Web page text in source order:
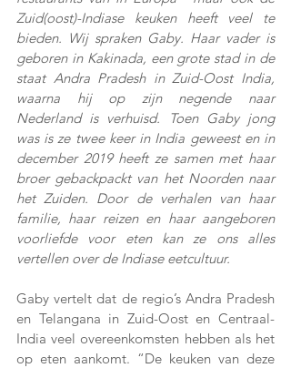
Zuid(oost)-Indiase keuken heeft veel te
bieden. Wij spraken Gaby. Haar vader is
geboren in Kakinada, een grote stad in de
staat Andra Pradesh in Zuid-Oost India,
waarna hij op zijn negende naar
Nederland is verhuisd. Toen Gaby jong
was is ze twee keer in India geweest en in
december 2019 heeft ze samen met haar
broer gebackpackt van het Noorden naar
het Zuiden. Door de verhalen van haar
familie, haar reizen en haar aangeboren
voorliefde voor eten kan ze ons alles
vertellen over de Indiase eetcultuur.
Gaby vertelt dat de regio’s Andra Pradesh
en Telangana in Zuid-Oost en Centraal-
India veel overeenkomsten hebben als het
op eten aankomt. “De keuken van deze